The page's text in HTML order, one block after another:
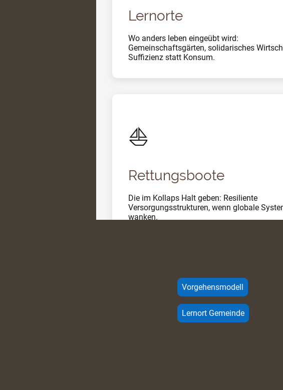
Lernorte
Wo anders leben eingeübt wird:
Gemeinschaftsgärten, solidarisches
Suffizienz statt Konsum.
⛵
Rettungsboote
Die im Kollaps Halt geben: Resiliente
Versorgungsstrukturen, wenn globale
wanken.
Vorgehensmodell
Lernort Gemeinde